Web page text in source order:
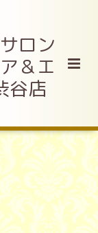
ロン
＆エ
谷店